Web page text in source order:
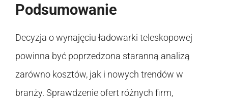
Podsumowanie
Decyzja o wynajęciu ładowarki teleskopowej
powinna być poprzedzona staranną analizą
zarówno kosztów, jak i nowych trendów w
branży. Sprawdzenie ofert różnych firm,